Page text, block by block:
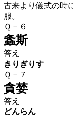
古来より儀式の時
服。
Ｑ－６
螽斯
答え
きりぎりす
Ｑ－７
貪婪
答え
どんらん